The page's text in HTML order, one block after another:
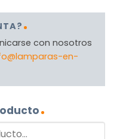
con nosotros
en-